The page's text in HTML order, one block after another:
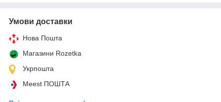
Умови доставки
Нова Пошта
Магазини Rozetka
Укрпошта
Meest ПОШТА